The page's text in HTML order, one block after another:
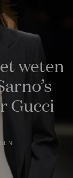
weten
Gucci